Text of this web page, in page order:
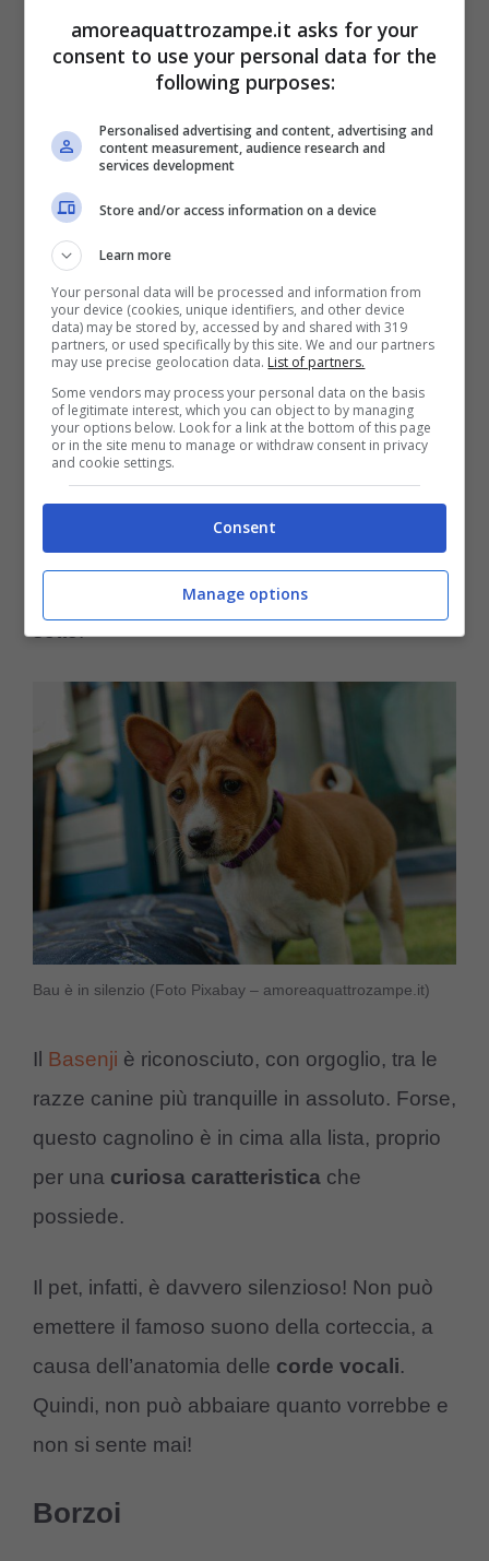
Un canetestardo e che può soffrire di alcuni
necessita di tante attenzioni e cure costanti,
dalla nutrizione all’attività fisica. Ma quando
affeziona
peloso rincorre per farsi coccolare ed
esprimere qualsiasi desiderio, senza
abbaiare forte o disturbare.
Basenji
Troviamo, poi, un esemplare eccezionale
conosciuto come il “cane senza corteccia” in
quanto è dotato di una incredibile
caratteristica. Vediamo di quale si tratta qui
sotto.
Bau è in silenzio (Foto Pixabay – amoreaquattrozampe.it)
Il Basenji è riconosciuto, con orgoglio, tra le
razze canine più tranquille in assoluto. Forse,
questo cagnolino è in cima alla lista, proprio
per una curiosa caratteristica che
possiede.
Il pet, infatti, è davvero silenzioso! Non può
emettere il famoso suono della corteccia, a
causa dell’anatomia delle corde vocali.
Quindi, non può abbaiare quanto vorrebbe e
non si sente mai!
Borzoi
amoreaquattrozampe.it asks for your
consent to use your personal data for the
following purposes:
Personalised advertising and content, advertising and
content measurement, audience research and
services development
Store and/or access information on a device
Learn more
Your personal data will be processed and information from
your device (cookies, unique identifiers, and other device
data) may be stored by, accessed by and shared with 319
partners, or used specifically by this site. We and our partners
may use precise geolocation data. List of partners.
Some vendors may process your personal data on the basis
of legitimate interest, which you can object to by managing
your options below. Look for a link at the bottom of this page
or in the site menu to manage or withdraw consent in privacy
and cookie settings.
Consent
Manage options